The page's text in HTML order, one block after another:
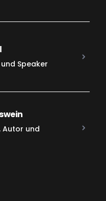
Speaker
Autor und